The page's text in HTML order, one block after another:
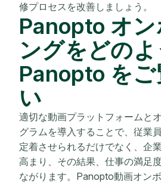
修プロセスを改善しましょう。
Panopto オ
ングをどの
Panopto をご
い
適切な動画プラットフォームと
グラムを導入することで、従業
定着させられるだけでなく、企
高まり、その結果、仕事の満足
ながります。Panopto動画オン